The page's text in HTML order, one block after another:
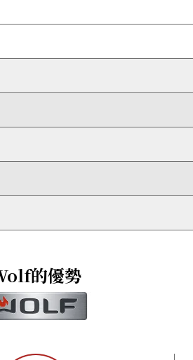
配搭模式，能靈活配合更多不同尺寸的
於高溫狀態。
更安全，也更容易清潔。
，輕鬆快速煮滾食材。
的優勢